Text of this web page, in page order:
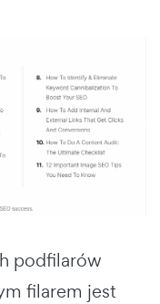
podfilarów
filarem jest